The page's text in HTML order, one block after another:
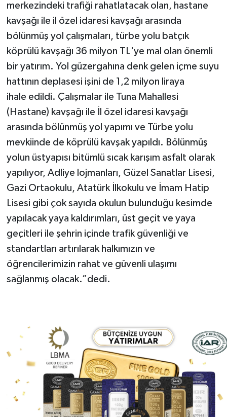
merkezindeki trafiği rahatlatacak olan, hastane
kavşağı ile il özel idaresi kavşağı arasında
bölünmüş yol çalışmaları, türbe yolu batçık
köprülü kavşağı 36 milyon TL'ye mal olan önemli
bir yatırım. Yol güzergahına denk gelen içme suyu
hattının deplasesi işini de 1,2 milyon liraya
ihale edildi. Çalışmalar ile Tuna Mahallesi
(Hastane) kavşağı ile İl özel idaresi kavşağı
arasında bölünmüş yol yapımı ve Türbe yolu
mevkiinde de köprülü kavşak yapıldı. Bölünmüş
yolun üstyapısı bitümlü sıcak karışım asfalt olarak
yapılıyor, Adliye lojmanları, Güzel Sanatlar Lisesi,
Gazi Ortaokulu, Atatürk İlkokulu ve İmam Hatip
Lisesi gibi çok sayıda okulun bulunduğu kesimde
yapılacak yaya kaldırımları, üst geçit ve yaya
geçitleri ile şehrin içinde trafik güvenliği ve
standartları artırılarak halkımızın ve
öğrencilerimizin rahat ve güvenli ulaşımı
sağlanmış olacak.”dedi.